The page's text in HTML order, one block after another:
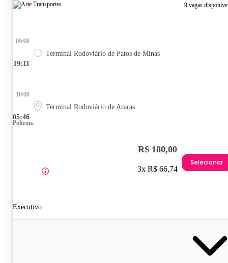
9 vagas
19:11
09/08
Terminal Rodoviário de Patos de Minas
05:46
10/08
Terminal Rodoviário de Araras
Poltrona
Executivo
R$ 180,00
3x R$ 66,74
Selecionar